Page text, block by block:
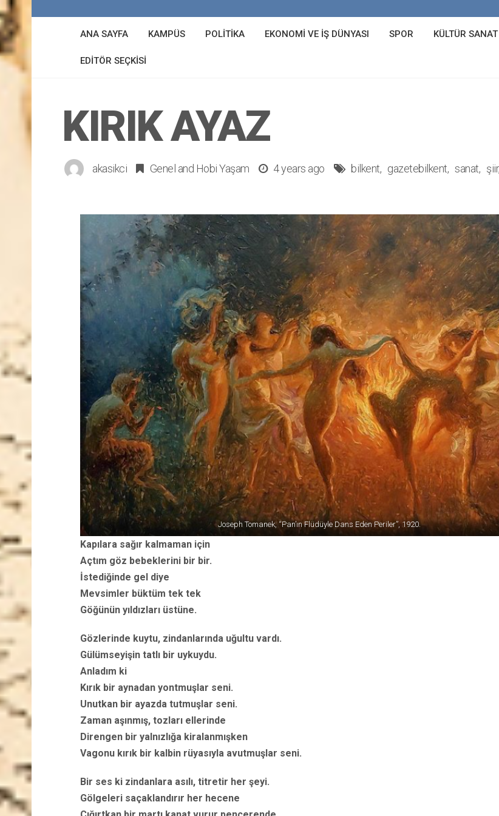
ANA SAYFA KAMPÜS POLITIKA EKONOMI VE İŞ DÜNYASI SPOR KÜLTÜR SANAT
EDITÖR SEÇKISI
KIRIK AYAZ
akasikci Genel and Hobi Yaşam 4 years ago bilkent gazetebilkent sanat şiir
Joseph Tomanek, “Pan’ın Flüdüyle Dans Eden Periler”, 1920.
Kapılara sağır kalmaman için
Açtım göz bebeklerini bir bir.
İstediğinde gel diye
Mevsimler büktüm tek tek
Göğünün yıldızları üstüne.
Gözlerinde kuytu, zindanlarında uğultu vardı.
Gülümseyişin tatlı bir uykuydu.
Anladım ki
Kırık bir aynadan yontmuşlar seni.
Unutkan bir ayazda tutmuşlar seni.
Zaman aşınmış, tozları ellerinde
Direngen bir yalnızlığa kiralanmışken
Vagonu kırık bir kalbin rüyasıyla avutmuşlar seni.
Bir ses ki zindanlara asılı, titretir her şeyi.
Gölgeleri saçaklandırır her hecene